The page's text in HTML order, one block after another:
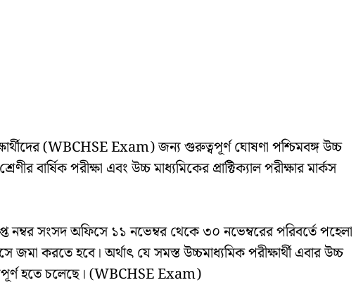
(WBCHSE Exam) জন্য গুরুত্বপূর্ণ ঘোষণা পশ্চিমবঙ্গ উচ্চ
বার্ষিক পরীক্ষা এবং উচ্চ মাধ্যমিকের প্রাক্টিক্যাল পরীক্ষার মার্কস
নম্বর সংসদ অফিসে ১১ নভেম্বর থেকে ৩০ নভেম্বরের পরিবর্তে পহেলা
করতে হবে। অর্থাৎ যে সমস্ত উচ্চমাধ্যমিক পরীক্ষার্থী এবার উচ্চ
হতে চলেছে। (WBCHSE Exam)